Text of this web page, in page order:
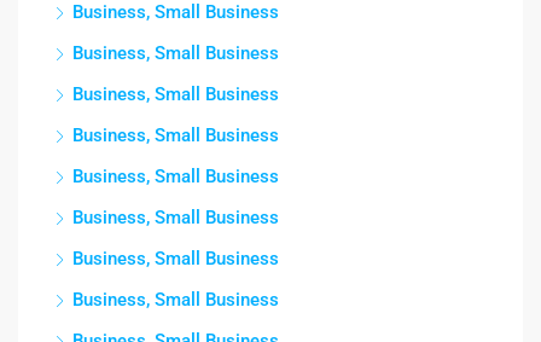
Business, Small Business
Business, Small Business
Business, Small Business
Business, Small Business
Business, Small Business
Business, Small Business
Business, Small Business
Business, Small Business